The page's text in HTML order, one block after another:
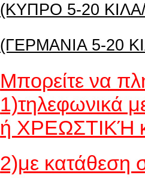
(ΚΥΠΡΟ 5-20
(ΓΕΡΜΑΝΙΑ 5-20
Mπορείτε να
1)τηλεφωνικά
ή ΧΡΕΩΣΤΙΚΉ
2)με κατάθεση